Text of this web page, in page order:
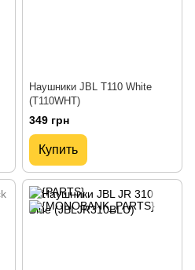
Наушники JBL T110 White
(T110WHT)
349 грн
Купить